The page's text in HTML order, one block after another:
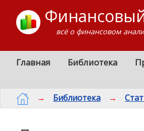
всё о финансовом
Главная Библиотека
→ Библиотека →